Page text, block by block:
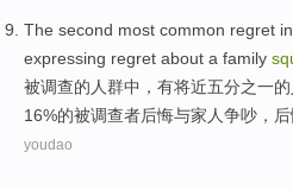
The second most common regret
expressing regret about a family
被调查的人群中， 有将近五分之一的
16%的被调查者后悔与家人争吵 ，
youdao